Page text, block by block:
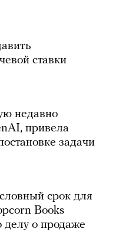
ставки
недавно
привела
задачи
срок для
Books
о продаже